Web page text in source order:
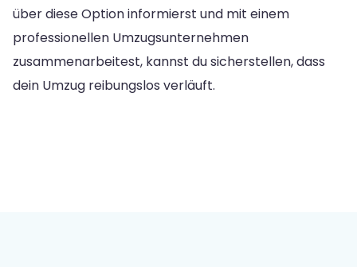
über diese Option informierst und mit einem
professionellen Umzugsunternehmen
zusammenarbeitest, kannst du sicherstellen, dass
dein Umzug reibungslos verläuft.